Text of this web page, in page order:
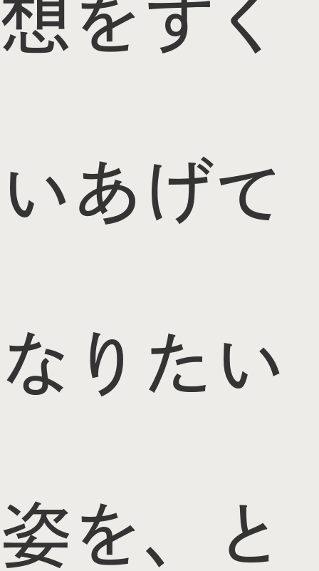
想をすく
いあげて
なりたい
姿を、と